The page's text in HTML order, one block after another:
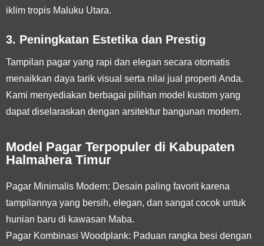
iklim tropis Maluku Utara.
3. Peningkatan Estetika dan Prestig
Tampilan pagar yang rapi dan elegan secara otomatis
menaikkan daya tarik visual serta nilai jual properti Anda.
Kami menyediakan berbagai pilihan model kustom yang
dapat diselaraskan dengan arsitektur bangunan modern.
Model Pagar Terpopuler di Kabupaten
Halmahera Timur
Pagar Minimalis Modern: Desain paling favorit karena
tampilannya yang bersih, elegan, dan sangat cocok untuk
hunian baru di kawasan Maba.
Pagar Kombinasi Woodplank: Paduan rangka besi dengan